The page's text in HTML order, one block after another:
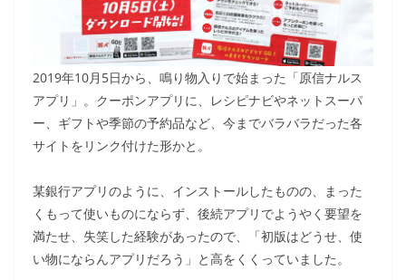
2019年10月5日から、鳴り物入りで始まった「原信ナルス
アプリ」。クーポンアプリに、レシピナビやネットスーパ
ー、ギフトや季節の予約品など、今までバラバラだった各
サイトをリンク付けた形かと。
某銀行アプリのように、インストールしたものの、まった
くもって使いものにならず、後続アプリでようやく要望を
満たせ、失笑した経験があったので、「初版はどうせ、使
い物にならんアプリだろう」と高をくくっていました。